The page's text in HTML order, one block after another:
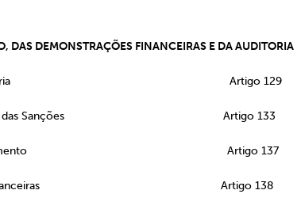
DAS DEMONSTRAÇÕES FINANCEIRAS E DA AUDITORIA
Orçamentária Artigo 129
e das Sanções Artigo 133
do Orçamento Artigo 137
financeiras Artigo 138